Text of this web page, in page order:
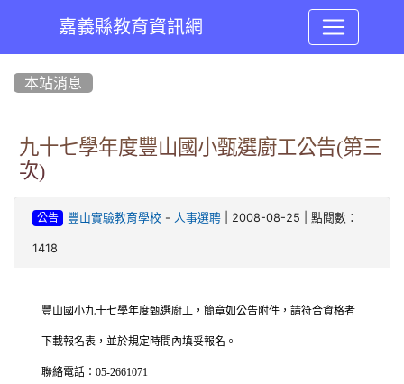
嘉義縣教育資訊網
本站消息
九十七學年度豐山國小甄選廚工公告(第三
次)
公告 豐山實驗教育學校- 人事選聘| 2008-08-25 | 點閱數：
1418
豐山國小九十七學年度甄選廚工，簡章如公告附件，請符合資格者
下載報名表，並於規定時間內填妥報名。
聯絡電話： 05-2661071